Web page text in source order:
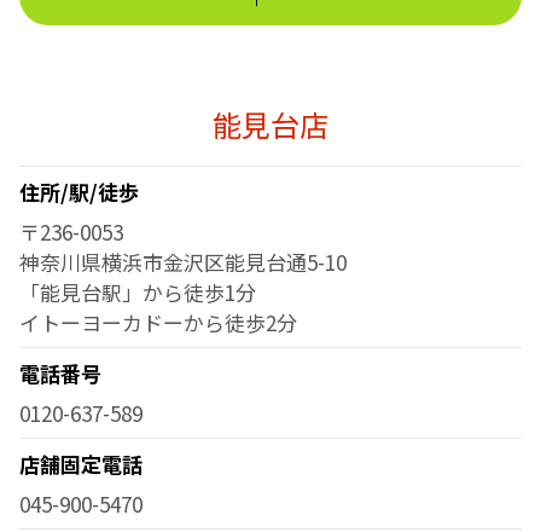
能見台店
住所/駅/徒歩
〒236-0053
神奈川県横浜市金沢区能見台通5-10
「能見台駅」から徒歩1分
イトーヨーカドーから徒歩2分
電話番号
0120-637-589
店舗固定電話
045-900-5470